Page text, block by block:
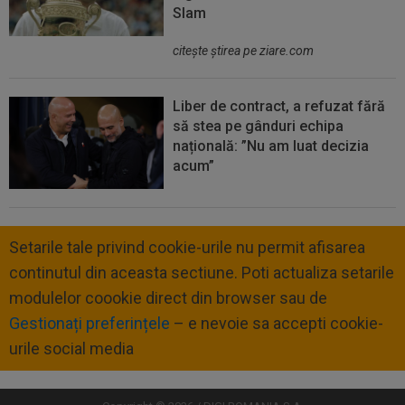
Slam
citeşte ştirea pe ziare.com
Liber de contract, a refuzat fără
să stea pe gânduri echipa
națională: ”Nu am luat decizia
acum”
Setarile tale privind cookie-urile nu permit afisarea
continutul din aceasta sectiune. Poti actualiza setarile
modulelor coookie direct din browser sau de
Gestionați preferințele – e nevoie sa accepti cookie-
urile social media